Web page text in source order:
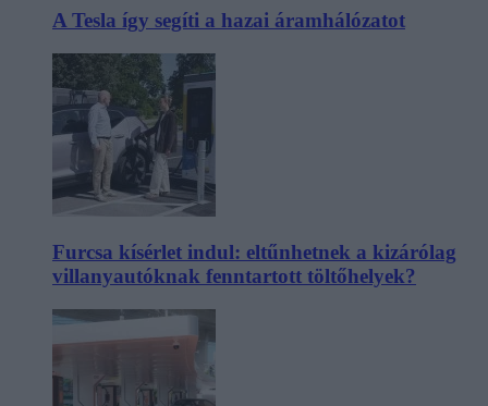
A Tesla így segíti a hazai áramhálózatot
Furcsa kísérlet indul: eltűnhetnek a kizárólag
villanyautóknak fenntartott töltőhelyek?